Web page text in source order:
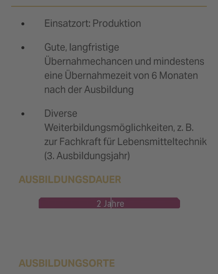
Einsatzort: Produktion
Gute, langfristige
Übernahmechancen und mindestens
eine Übernahmezeit von 6 Monaten
nach der Ausbildung
Diverse
Weiterbildungsmöglichkeiten, z. B.
zur Fachkraft für Lebensmitteltechnik
(3. Ausbildungsjahr)
AUSBILDUNGSDAUER
AUSBILDUNGSORTE